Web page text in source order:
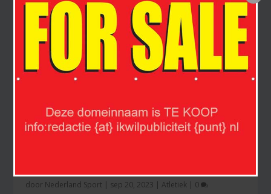
door Nederland Sport | sep 20, 2023 |Atletiek | 0